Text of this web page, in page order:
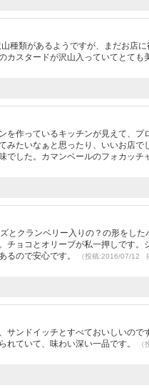
種類があるようですが、まだお店に
カスタードが沢山入っていてとても
を作っているキッチンが見えて、プ
みたいなぁと思ったり、いいお店で
でした。カマンベールのフォカッチ
とクランベリー入りの？の形をした
チョコとオリーブが私一押しです。
るので安心です。
（投稿:2016/07/12
サンドイッチとすべておいしいので
れていて、味わい深い一品です。
（